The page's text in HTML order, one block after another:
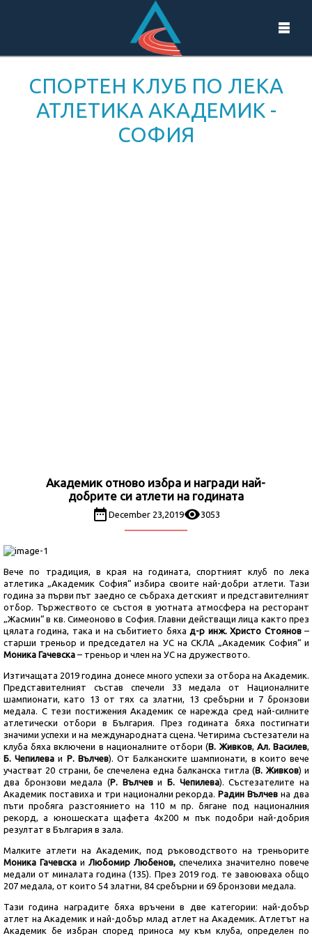
СПОРТЕН КЛУБ ПО ЛЕКА
АТЛЕТИКА АКАДЕМИК -
СОФИЯ
Академик отново избра и награди най-
добрите си атлети на годината
December 23,2019 3053
Вече по традиция, в края на годината, спортният клуб по лека
атлетика „Академик София“ избира своите най-добри атлети. Тази
година за първи път заедно се събраха детският и представителният
отбор. Тържеството се състоя в уютната атмосфера на ресторант
„Жасмин“ в кв. Симеоново в София. Главни действащи лица както през
цялата година, така и на събитието бяхад-р инж. Христо Стоянов–
старши треньор и председател на УС на СКЛА „Академик София“ и
Моника Гачевска – треньор и член на УС на дружеството.
Изтичащата 2019 година донесе много успехи за отбора на Академик.
Представителният състав спечели 33 медала от Националните
шампионати, като 13 от тях са златни, 13 сребърни и 7 бронзови
медала. С тези постижения Академик се нарежда сред най-силните
атлетически отбори в България. През годината бяха постигнати
значими успехи и на международната сцена. Четирима състезатели на
клуба бяха включени в националните отбори (В. Живков, Ал. Василев,
Б. Чепилева и Р. Вълчев). От Балканските шампионати, в които вече
участват 20 страни, бе спечелена една балканска титла (В. Живков) и
два бронзови медала (Р. ВълчевиБ. Чепилева). Състезателите на
Академик поставиха и три национални рекорда.Радин Вълчев на два
пъти пробяга разстоянието на 110 м пр. бягане под националния
рекорд, а юношеската щафета 4х200 м пък подобри най-добрия
резултат в България в зала.
Малките атлети на Академик, под ръководството на треньорите
Моника Гачевска иЛюбомир Любенов, спечелиха значително повече
медали от миналата година (135). През 2019 год. те завоюваха общо
207 медала, от които 54 златни, 84 сребърни и 69 бронзови медала.
Тази година наградите бяха връчени в две категории: най-добър
атлет на Академик и най-добър млад атлет на Академик. Атлетът на
Академик бе избран според приноса му към клуба, определен по